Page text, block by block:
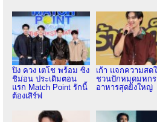
ปิง ควง เตโช พร้อม ซิง
ชิม่อน ประเดิมตอน
แรก Match Point รักนี้
ต้องเสิร์ฟ
เก้า แจกความสด
ชวนปักหมุดมหก
อาหารสุดยิ่งใหญ่